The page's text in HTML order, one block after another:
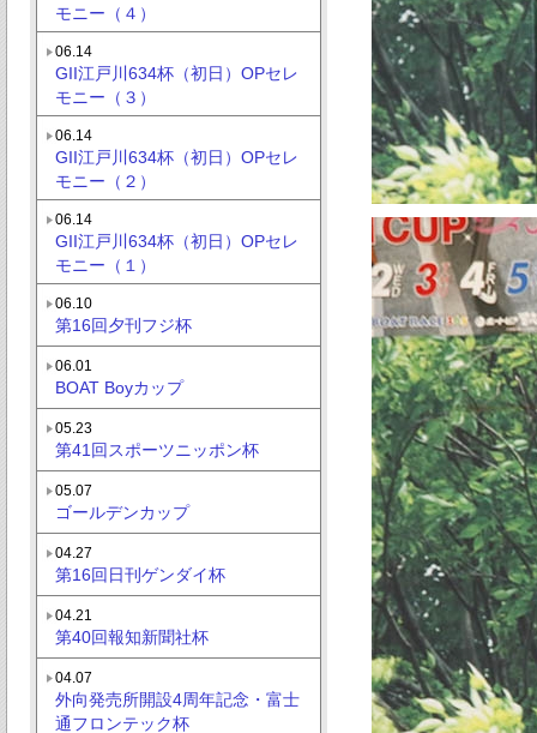
モニー（４）
06.14
GII江戸川634杯（初日）OPセレ
モニー（３）
06.14
GII江戸川634杯（初日）OPセレ
モニー（２）
06.14
GII江戸川634杯（初日）OPセレ
モニー（１）
06.10
第16回夕刊フジ杯
06.01
BOAT Boyカップ
05.23
第41回スポーツニッポン杯
05.07
ゴールデンカップ
04.27
第16回日刊ゲンダイ杯
04.21
第40回報知新聞社杯
04.07
外向発売所開設4周年記念・富士
通フロンテック杯